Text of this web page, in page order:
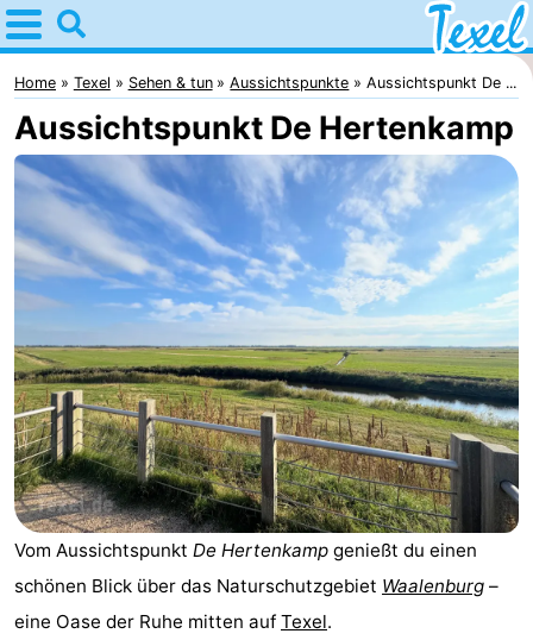
Home
Texel
Tipps
Für
kindern
Dorfer
-
Den
Burg
-
Den
Hoorn
-
De
Cocksdorp
-
De
Koog
-
Oudeschild
-
De
-
Home Texel Sehen & tun Aussichtspunkte Aussichtspunkt De ...
Aussichtspunkt De Hertenkamp
Vom Aussichtspunkt De Hertenkamp genießt du einen
schönen Blick über das Naturschutzgebiet Waalenburg –
eine Oase der Ruhe mitten auf Texel.